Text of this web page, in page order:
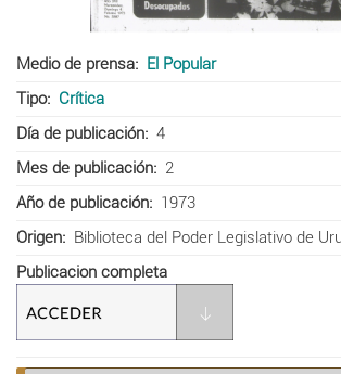
Medio de prensa
El Popular
Tipo
Crítica
Día de publicación
4
Mes de publicación
2
Año de publicación
1973
Origen
Biblioteca del Poder Legislativo de
Publicacion completa